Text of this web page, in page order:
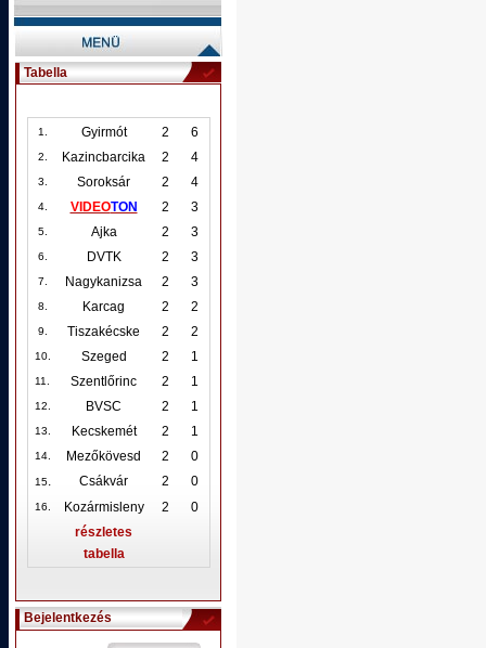
Tabella
1. Gyirmót 2 6
2. Kazincbarcika 2 4
3. Soroksár 2 4
4. VIDEOTON 2 3
5. Ajka 2 3
6. DVTK 2 3
7. Nagykanizsa 2 3
8. Karcag 2 2
9. Tiszakécske 2 2
10. Szeged 2 1
11. Szentlőrinc 2 1
12. BVSC 2 1
13. Kecskemét 2 1
14. Mezőkövesd 2 0
15. Csákvár 2 0
16. Kozármisleny 2
0
részletes
tabella
Bejelentkezés